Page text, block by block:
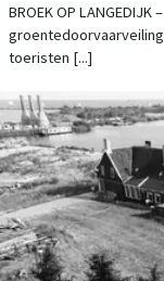
BROEK OP
toeristen [...]